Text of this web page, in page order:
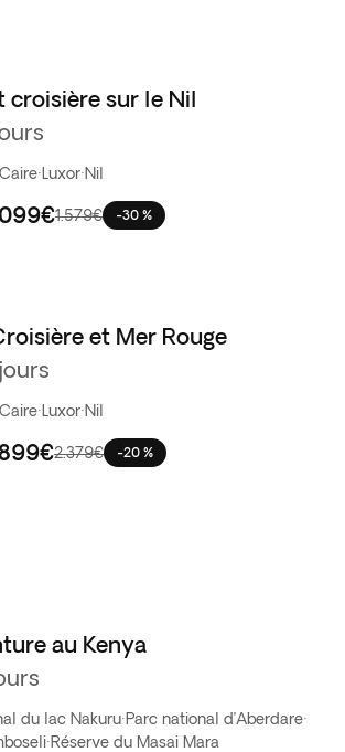
croisière sur le Nil
Caire· Luxor·Nil
1.579€ -30 %
et Mer Rouge
Caire· Luxor·Nil
2.379€ -20 %
au Kenya
du lac Nakuru·Parc national d’Aberdare·
·Réserve du Masai Mara